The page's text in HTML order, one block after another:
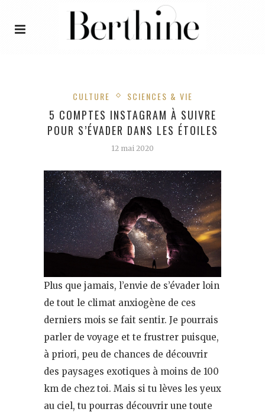
CULTURE SCIENCES & VIE
5 COMPTES INSTAGRAM À SUIVRE
POUR S’ÉVADER DANS LES ÉTOILES
12 mai 2020
Plus que jamais, l’envie de s’évader loin
de tout le climat anxiogène de ces
derniers mois se fait sentir. Je pourrais
parler de voyage et te frustrer puisque,
à priori, peu de chances de découvrir
des paysages exotiques à moins de 100
km de chez toi. Mais si tu lèves les yeux
au ciel, tu pourras découvrir une toute